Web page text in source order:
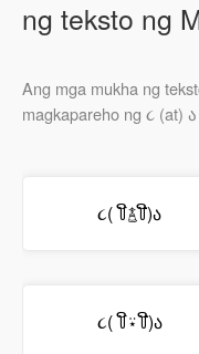
ng teksto ng
Ang mga mukha ng
magkapareho ng ૮ (at)
૮( ꒦ິ࿄꒦ີ)ა
૮( ꒦ິ⍣꒦ີ)ა